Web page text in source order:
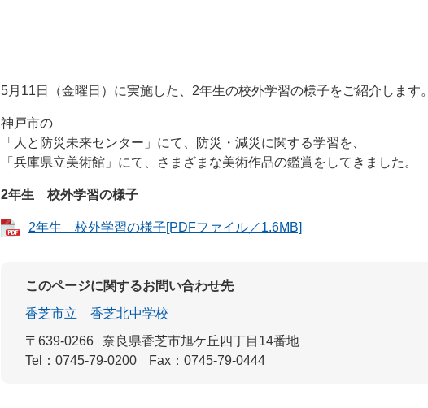
5月11日（金曜日）に実施した、2年生の校外学習の様子をご紹介します。
神戸市の
「人と防災未来センター」にて、防災・減災に関する学習を、
「兵庫県立美術館」にて、さまざまな美術作品の鑑賞をしてきました。
2年生 校外学習の様子
2年生 校外学習の様子[PDFファイル／1.6MB]
このページに関するお問い合わせ先
香芝市立 香芝北中学校
〒639-0266
奈良県香芝市旭ケ丘四丁目14番地
Tel：0745-79-0200
Fax：0745-79-0444